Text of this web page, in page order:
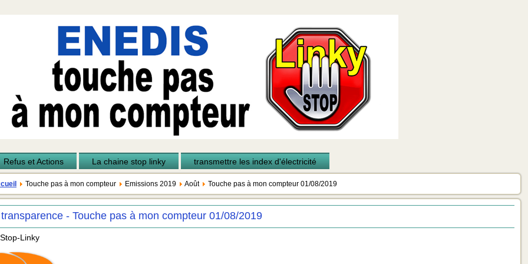
Refus et Actions La chaine stop linky transmettre les index d'électricité
Touche pas à mon compteur Emissions 2019 Août Touche pas à mon compteur 01/08/2019
- Touche pas à mon compteur 01/08/2019
Linky